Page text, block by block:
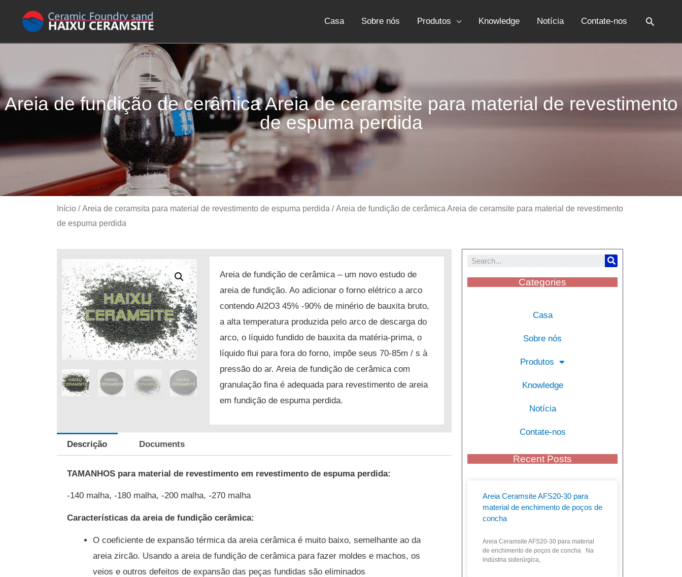
Casa Sobre nós Produtos Knowledge Notícia Contate-nos
Areia de fundição de cerâmica Areia de ceramsite para material de revestimento
de espuma perdida
Início /Areia de ceramsita para material de revestimento de espuma perdida / Areia de fundição de cerâmica Areia de ceramsite para material de revestimento
de espuma perdida
Areia de fundição de cerâmica – um novo estudo de
areia de fundição.Ao adicionar o forno elétrico a arco
contendo Al2O3 45% -90% de minério de bauxita bruto,
a alta temperatura produzida pelo arco de descarga do
arco, o líquido fundido de bauxita da matéria-prima, o
líquido flui para fora do forno, impõe seus 70-85m / s à
pressão do ar.Areia de fundição de cerâmica com
granulação fina é adequada para revestimento de areia
em fundição de espuma perdida.
Descrição Documents
TAMANHOS para material de revestimento em revestimento de espuma perdida:
-140 malha, -180 malha, -200 malha, -270 malha
Características da areia de fundição cerâmica:
O coeficiente de expansão térmica da areia cerâmica é muito baixo, semelhante ao da
areia zircão. Usando a areia de fundição de cerâmica para fazer moldes e machos, os
veios e outros defeitos de expansão das peças fundidas são eliminados
Categories
Casa
Sobre nós
Produtos
Knowledge
Notícia
Contate-nos
Recent Posts
Areia Ceramsite AFS20-30 para
material de enchimento de poços de
concha
Areia Ceramsite AFS20-30 para material
de enchimento de poços de concha Na
indústria siderúrgica,